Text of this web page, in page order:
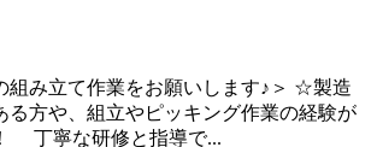
組み立て作業をお願いします♪＞ ☆製造
る方や、組立やピッキング作業の経験が
丁寧な研修と指導で...